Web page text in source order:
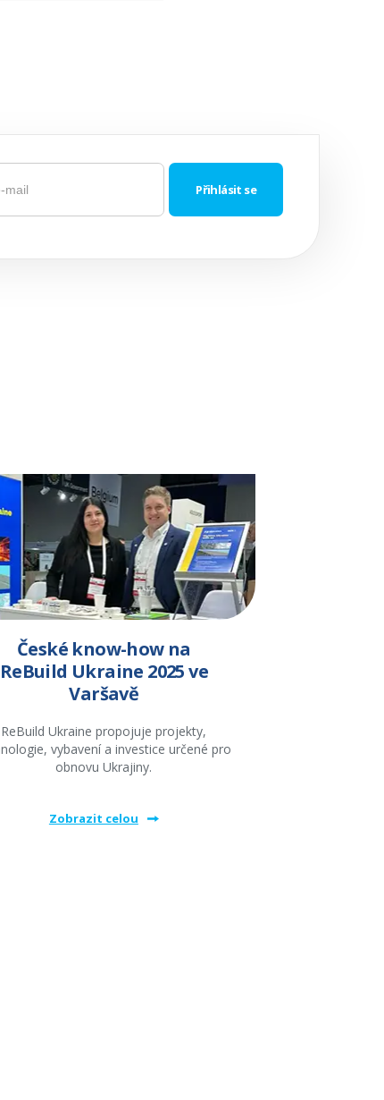
České know-how na
ReBuild Ukraine 2025 ve
Varšavě
ReBuild Ukraine propojuje projekty,
vybavení a investice určené pro
obnovu Ukrajiny.
Zobrazit celou